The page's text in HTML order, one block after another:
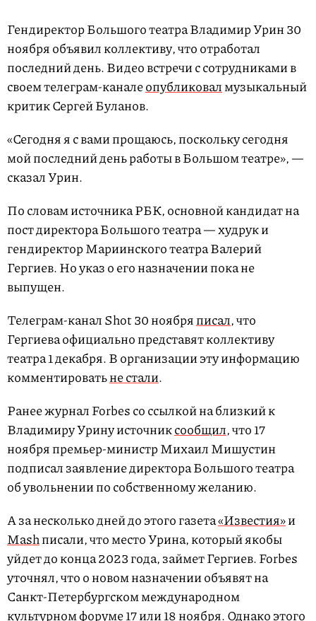
Гендиректор Большого театра Владимир Урин 30
ноября объявил коллективу, что отработал
последний день. Видео встречи с сотрудниками в
своем телеграм-каналеопубликовалмузыкальный
критик Сергей Буланов.
«Сегодня я с вами прощаюсь, поскольку сегодня
мой последний день работы в Большом театре», —
сказал Урин.
По словам источника РБК, основной кандидат на
пост директора Большого театра — худрук и
гендиректор Мариинского театра Валерий
Гергиев. Но указ о его назначении пока не
выпущен.
Телеграм-канал Shot 30 ноябряписал, что
Гергиева официально представят коллективу
театра 1 декабря. В организации эту информацию
комментироватьне стали.
Ранее журнал Forbes со ссылкой на близкий к
Владимиру Урину источниксообщил, что 17
ноября премьер-министр Михаил Мишустин
подписал заявление директора Большого театра
об увольнении по собственному желанию.
А за несколько дней до этого газета«Известия»и
Mashписали, что место Урина, который якобы
уйдет до конца 2023 года, займет Гергиев. Forbes
уточнял, что о новом назначении объявят на
Санкт-Петербургском международном
культурном форуме 17 или 18 ноября. Однако этого